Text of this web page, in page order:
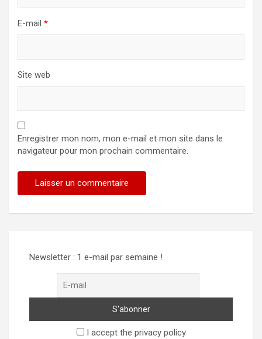
E-mail *
Site web
Enregistrer mon nom, mon e-mail et mon site dans le
navigateur pour mon prochain commentaire.
Newsletter : 1 e-mail par semaine !
I accept the privacy policy